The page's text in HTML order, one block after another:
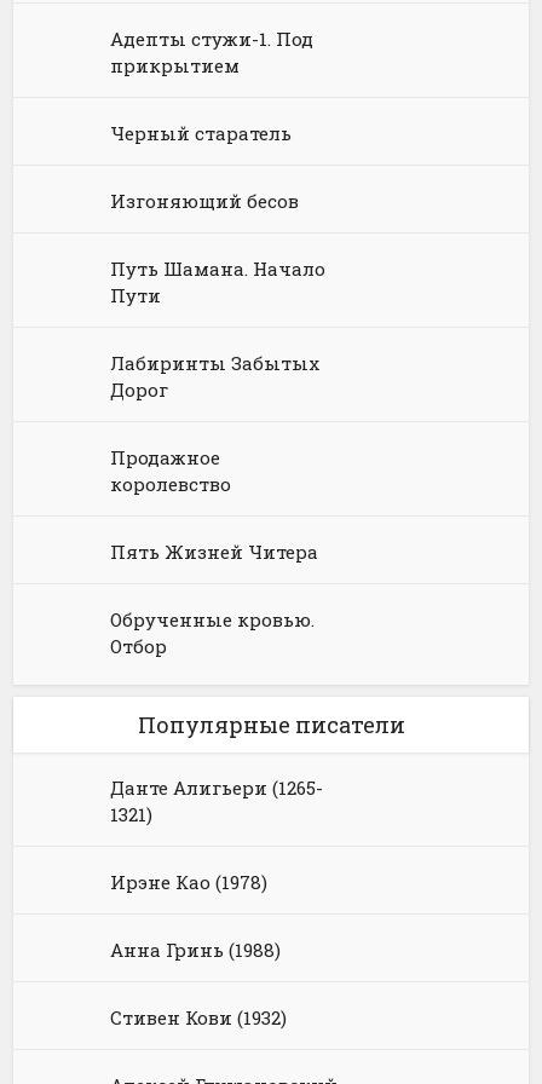
Философия
Юриспруденция, право
Космическая фантастика
Научная фантастика
Попаданцы
Книги про волшебников
Любовное фэнтези
Русское фэнтези
Юмористическое фэнтези
Юмористические стихи
Адепты стужи-1. Под
прикрытием
Черный старатель
Изгоняющий бесов
Путь Шамана. Начало
Пути
Лабиринты Забытых
Дорог
Продажное
королевство
Пять Жизней Читера
Обрученные кровью.
Отбор
Популярные писатели
Данте Алигьери (1265-
1321)
Ирэне Као (1978)
Анна Гринь (1988)
Стивен Кови (1932)